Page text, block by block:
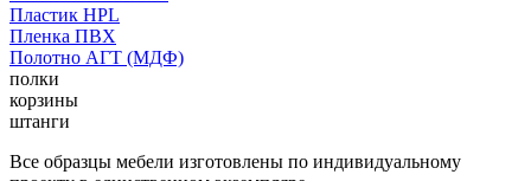
Пластик HPL
Пленка ПВХ
Полотно АГТ (МДФ)
полки
корзины
штанги
Все образцы мебели изготовлены по индивидуальному